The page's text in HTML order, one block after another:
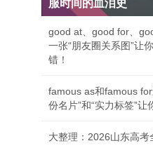
服时间的血泪史
good at、good for、
一张“朋友圈关系图”让
错！
famous as和famous
份名片”和“实力标签”让
大整理：2026山东高考